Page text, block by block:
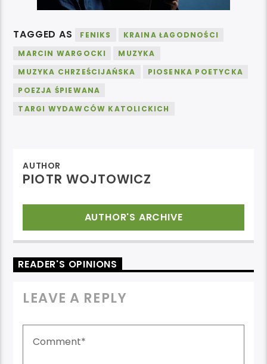
TAGGED AS FENIKS
KRAINA ŁAGODNOŚCI
MARCIN WARGOCKI
MUZYKA
MUZYKA CHRZEŚCIJAŃSKA
PIOSENKA POETYCKA
POEZJA ŚPIEWANA
TARGI WYDAWCÓW KATOLICKICH
AUTHOR
PIOTR WOJTOWICZ
AUTHOR'S ARCHIVE
READER'S OPINIONS
LEAVE A REPLY